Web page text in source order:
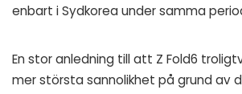
enbart i Sydkorea under samma
En stor anledning till att Z Fold6
mer största sannolikhet på grund av